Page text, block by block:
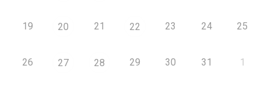
19 20 21 22 23 24 25
26 27 28 29 30 31 1